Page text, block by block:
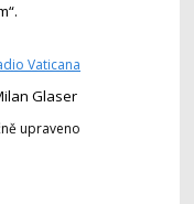
Vaticana
Glaser
upraveno